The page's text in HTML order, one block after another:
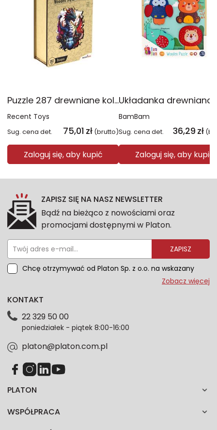
Puzzle 287 drewniane kolorowe Smok
Recent Toys
Sug. cena det. 75,01 zł (brutto)
Zaloguj się, aby kupić
BamBam
Sug. cena det. 36,29 zł
Zaloguj się, aby kupić
ZAPISZ SIĘ NA NASZ NEWSLETTER
Bądź na bieżąco z nowościami oraz
promocjami dostępnymi w Platon.
ZAPISZ
Chcę otrzymywać od Platon Sp. z o.o. na wskazany
przeze mnie adres e-mail informacje marketingowe
dotyczące danych osobowych znajdziesz w naszej
każdym czasie. Wycofanie zgody nie wpłynie na
zgodność z prawem przetwarzania dokonanego przed
Zobacz więcej
PLATON
WSPÓŁPRACA
KONTAKT
22 329 50 00
poniedziałek - piątek 8:00-16:00
platon@platon.com.pl